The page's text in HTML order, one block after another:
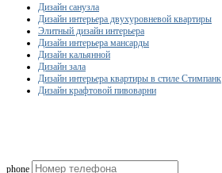
Дизайн санузла
Дизайн интерьера двухуровневой квартиры
Элитный дизайн интерьера
Дизайн интерьера мансарды
Дизайн кальянной
Дизайн зала
Дизайн интерьера квартиры в стиле Стимпанк
Дизайн крафтовой пивоварни
phone